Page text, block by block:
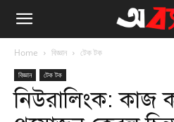
Home বিজ্ঞান টেক টক
বিজ্ঞান টেক টক
নিউরালিংক: কাজ